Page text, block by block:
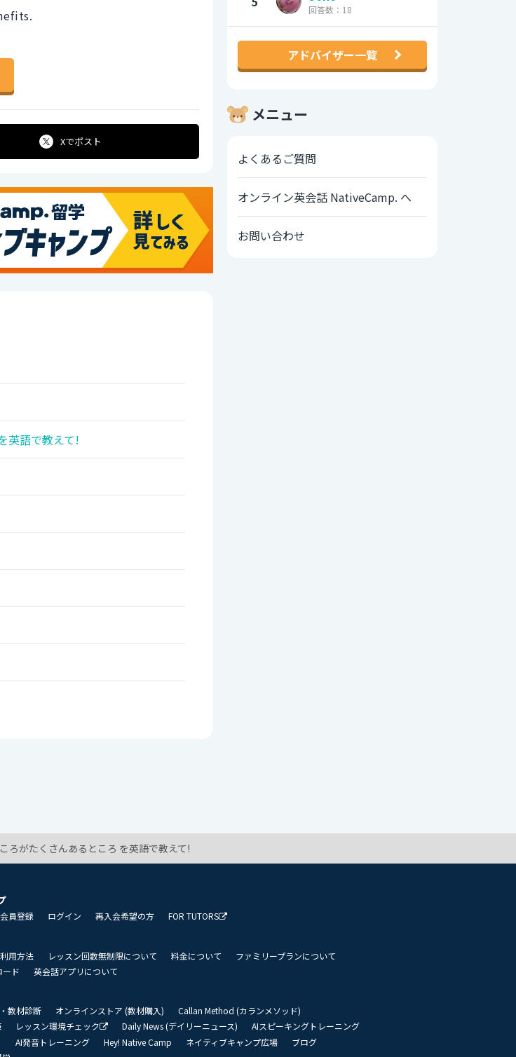
Xでポスト
英語で教えて!
回答数：18
アドバイザー一覧
メニュー
よくあるご質問
オンライン英会話 NativeCamp. へ
お問い合わせ
ろがたくさんあるところ を英語で教えて!
員登録 ログイン 再入会希望の方 FOR TUTORS
用方法 レッスン回数無制限について 料金について
ファミリープランについて
ード
英会話アプリについて
教材診断 オンラインストア (教材購入)
Callan Method (カランメソッド)
レッスン環境チェック Daily News (デイリーニュース)
AIスピーキングトレーニング
AI発音トレーニング Hey! Native Camp ネイティブキャンプ広場
ブログ